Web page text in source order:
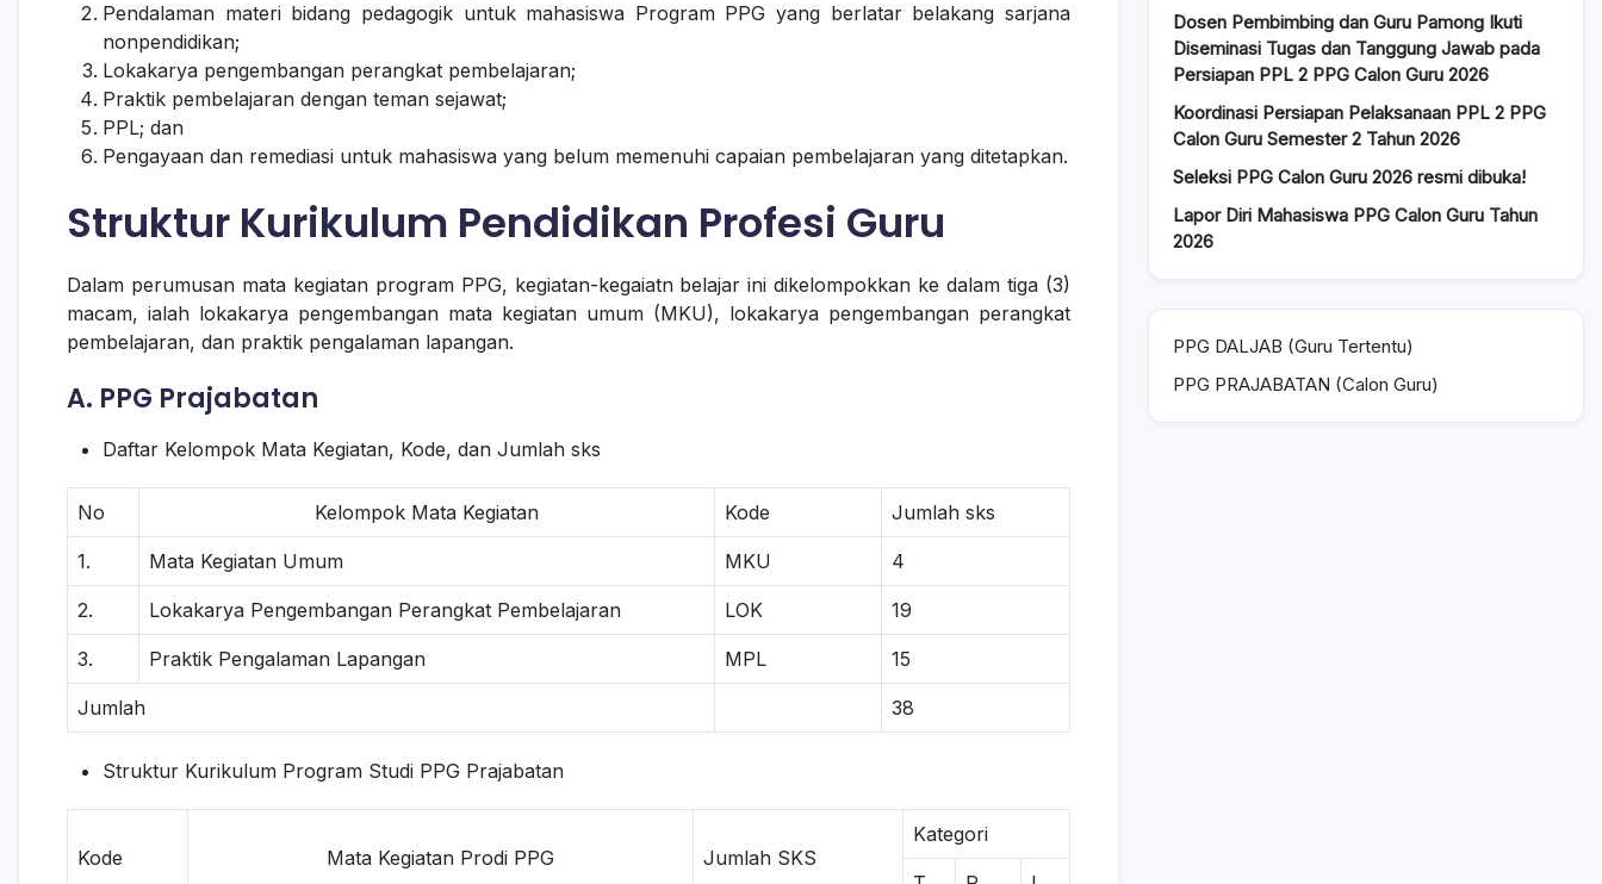
Pendalaman materi bidang pedagogik untuk mahasiswa Program PPG yang berlatar belakang sarjana
nonpendidikan;
Lokakarya pengembangan perangkat pembelajaran;
Praktik pembelajaran dengan teman sejawat;
PPL; dan
Pengayaan dan remediasi untuk mahasiswa yang belum memenuhi capaian pembelajaran yang ditetapkan.
Struktur Kurikulum Pendidikan Profesi Guru
Dalam perumusan mata kegiatan program PPG, kegiatan-kegaiatn belajar ini dikelompokkan ke dalam tiga (3)
macam, ialah lokakarya pengembangan mata kegiatan umum (MKU), lokakarya pengembangan perangkat
pembelajaran, dan praktik pengalaman lapangan.
A. PPG Prajabatan
Daftar Kelompok Mata Kegiatan, Kode, dan Jumlah sks
No Kelompok Mata Kegiatan Kode Jumlah sks
1. Mata Kegiatan Umum MKU 4
2. Lokakarya Pengembangan Perangkat Pembelajaran LOK 19
3. Praktik Pengalaman Lapangan MPL 15
Jumlah 38
Struktur Kurikulum Program Studi PPG Prajabatan
Kode Mata Kegiatan Prodi PPG Jumlah SKS
Kategori
Dosen Pembimbing dan Guru Pamong Ikuti
Diseminasi Tugas dan Tanggung Jawab pada
Persiapan PPL 2 PPG Calon Guru 2026
Koordinasi Persiapan Pelaksanaan PPL 2 PPG
Calon Guru Semester 2 Tahun 2026
Seleksi PPG Calon Guru 2026 resmi dibuka!
Lapor Diri Mahasiswa PPG Calon Guru Tahun
2026
PPG DALJAB (Guru Tertentu)
PPG PRAJABATAN (Calon Guru)